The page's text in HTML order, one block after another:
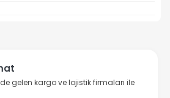
gelen kargo ve lojistik firmaları ile